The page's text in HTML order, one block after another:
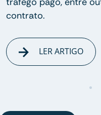
contrato.
LER ARTIGO